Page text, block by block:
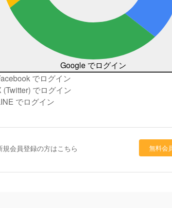
Google でログイン
でログイン
(Twitter) でログイン
でログイン
規会員登録の方はこちら 無料会